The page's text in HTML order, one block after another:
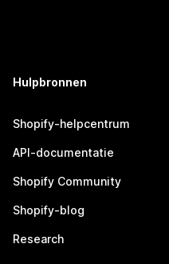
Hulpbronnen
Shopify-helpcentrum
API-documentatie
Shopify Community
Shopify-blog
Research